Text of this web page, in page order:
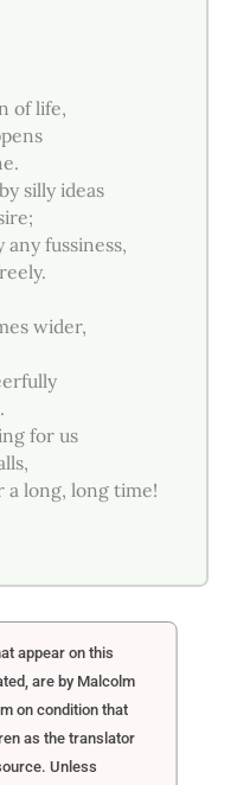
of life,
silly ideas
fussiness,
wider,
for us
a long, long time!
appear on this
are by Malcolm
on condition that
as the translator
Unless